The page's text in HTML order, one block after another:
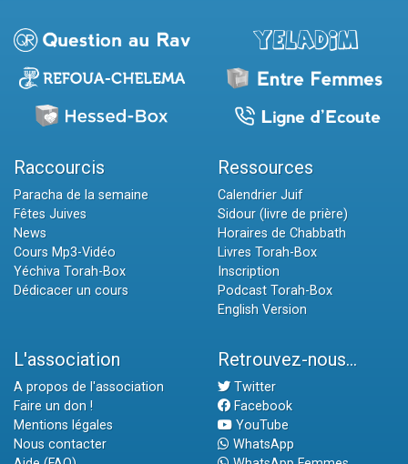
Raccourcis
Paracha de la semaine
Fêtes Juives
News
Cours Mp3-Vidéo
Yéchiva Torah-Box
Dédicacer un cours
Ressources
Calendrier Juif
Sidour (livre de prière)
Horaires de Chabbath
Livres Torah-Box
Inscription
Podcast Torah-Box
English Version
L'association
A propos de l'association
Faire un don !
Mentions légales
Nous contacter
Retrouvez-nous...
Twitter
Facebook
YouTube
WhatsApp